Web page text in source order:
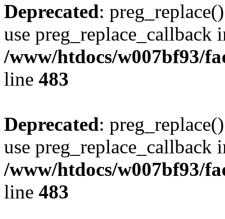
Deprecated:
use preg_replace_callback
/www/htdocs/w007bf93/
line 483
Deprecated:
use preg_replace_callback
/www/htdocs/w007bf93/
line 483